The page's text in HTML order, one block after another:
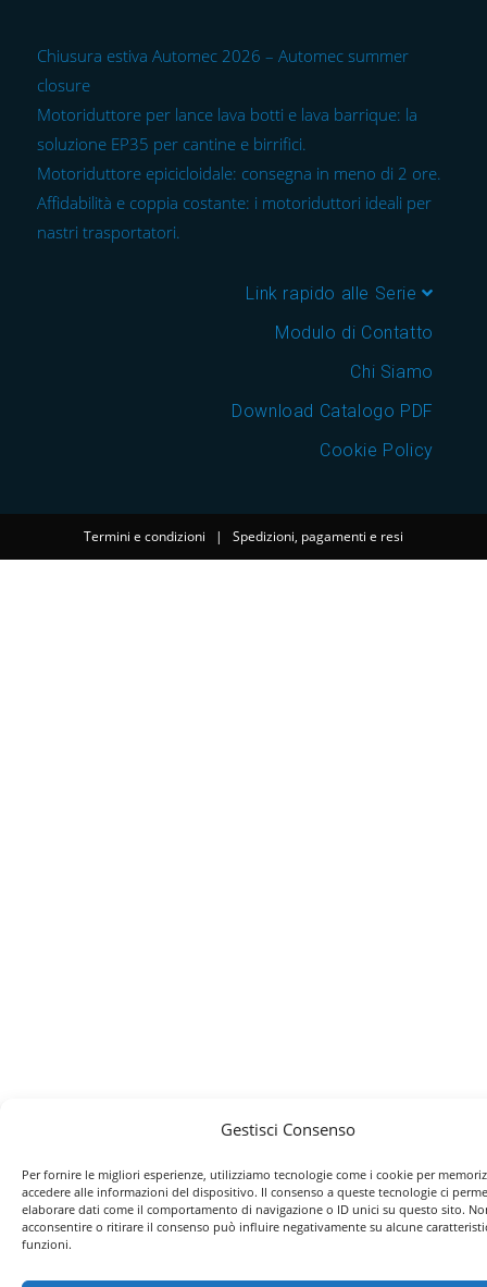
Gestisci Consenso
Per fornire le migliori esperienze, utilizziamo tecnologie come i cookie per
accedere alle informazioni del dispositivo. Il consenso a queste tecnologie ci
elaborare dati come il comportamento di navigazione o ID unici su questo sito.
acconsentire o ritirare il consenso può influire negativamente su alcune
funzioni.
Chiusura estiva Automec 2026 – Automec summer
closure
Motoriduttore per lance lava botti e lava barrique: la
soluzione EP35 per cantine e birrifici.
Motoriduttore epicicloidale: consegna in meno di 2 ore.
Affidabilità e coppia costante: i motoriduttori ideali per
nastri trasportatori.
Link rapido alle Serie
Modulo di Contatto
Chi Siamo
Download Catalogo PDF
Cookie Policy
Termini e condizioni | Spedizioni, pagamenti e resi